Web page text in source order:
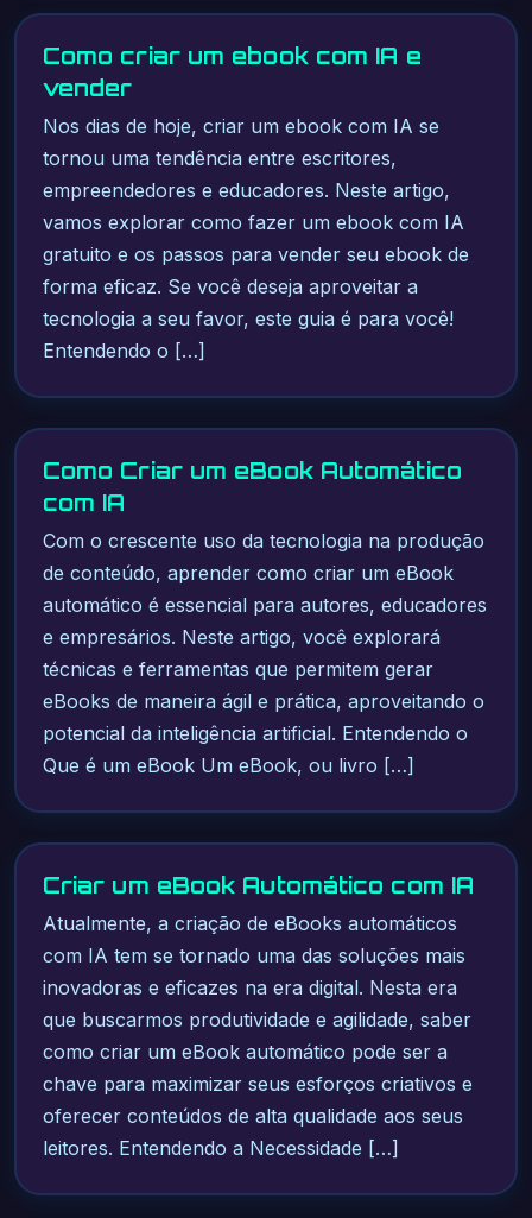
Como criar um ebook com IA e
vender
Nos dias de hoje, criar um ebook com IA se
tornou uma tendência entre escritores,
empreendedores e educadores. Neste artigo,
vamos explorar como fazer um ebook com IA
gratuito e os passos para vender seu ebook de
forma eficaz. Se você deseja aproveitar a
tecnologia a seu favor, este guia é para você!
Entendendo o […]
Como Criar um eBook Automático
com IA
Com o crescente uso da tecnologia na produção
de conteúdo, aprender como criar um eBook
automático é essencial para autores, educadores
e empresários. Neste artigo, você explorará
técnicas e ferramentas que permitem gerar
eBooks de maneira ágil e prática, aproveitando o
potencial da inteligência artificial. Entendendo o
Que é um eBook Um eBook, ou livro […]
Criar um eBook Automático com IA
Atualmente, a criação de eBooks automáticos
com IA tem se tornado uma das soluções mais
inovadoras e eficazes na era digital. Nesta era
que buscarmos produtividade e agilidade, saber
como criar um eBook automático pode ser a
chave para maximizar seus esforços criativos e
oferecer conteúdos de alta qualidade aos seus
leitores. Entendendo a Necessidade […]